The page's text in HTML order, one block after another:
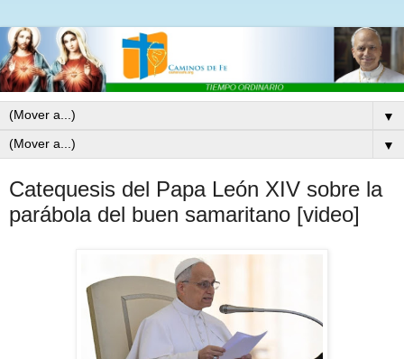
▼
▼
Catequesis del Papa León XIV sobre la
parábola del buen samaritano [video]